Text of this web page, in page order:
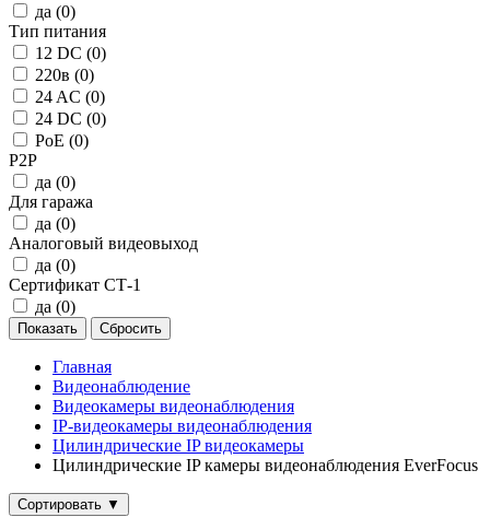
да (0)
Тип питания
12 DC (0)
220в (0)
24 AC (0)
24 DC (0)
PoE (0)
P2P
да (0)
Для гаража
да (0)
Аналоговый видеовыход
да (0)
Сертификат СТ-1
да (0)
Главная
Видеонаблюдение
Видеокамеры видеонаблюдения
IP‑видеокамеры видеонаблюдения
Цилиндрические IP видеокамеры
Цилиндрические IP камеры видеонаблюдения EverFocus
Сортировать ▼